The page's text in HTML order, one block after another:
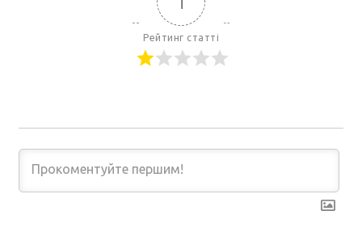
Рейтинг статті